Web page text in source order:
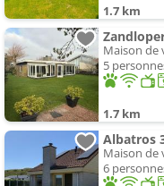
1.7 km
Maison de
5
1.7 km
Albatros
Maison de
6